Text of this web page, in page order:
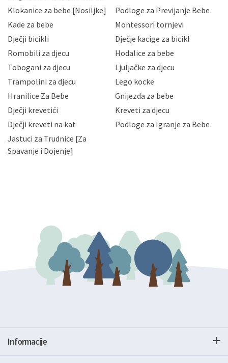
Hrvatske, a uvijek uz primjenu odgovarajućih tehničkih i
sigurnosnih mjera zaštite osobnih podataka od
neovlaštenog pristupa, zlouporabe, otkrivanja,
gubitka ili uništenja. Mae.hr štiti privatnost svojih
korisnika i posjetitelja web stranica, čuva povjerljivost
Vaših osobnih podataka te omogućava pristup i
priopćavanje osobnih podataka samo onim svojim
zaposlenicima kojima su isti potrebni radi provedbe
slučajevima koji su dozvoljeni zakonima. Napominjemo
da možete u svako doba, u potpunosti ili djelomice,
zatražiti prestanak aktivnosti obrade Vaših osobnih
podataka. Opoziv privole možete podnijeti poštom na
gore navedenu adresu ili e-mailom na adresu:
Klokanice za bebe [Nosiljke]
Podloge za Previjanje Bebe
Kade za bebe
Montessori tornjevi
Dječji bicikli
Dječje kacige za bicikl
Romobili za djecu
Hodalice za bebe
Tobogani za djecu
Ljuljačke za djecu
Trampolini za djecu
Lego kocke
Hranilice Za Bebe
Gnijezda za bebe
Dječji krevetići
Kreveti za djecu
Dječji kreveti na kat
Podloge za Igranje za Bebe
Jastuci za Trudnice [Za
Spavanje i Dojenje]
Informacije